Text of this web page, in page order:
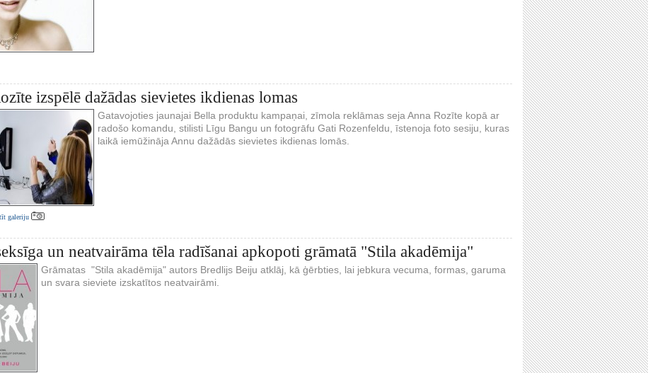
izspēlē dažādas sievietes ikdienas lomas
Gatavojoties jaunajai Bella produktu kampaņai, zīmola reklāmas seja Anna Rozīte kopā ar
radošo komandu, stilisti Līgu Bangu un fotogrāfu Gati Rozenfeldu, īstenoja foto sesiju, kuras
laikā iemūžināja Annu dažādās sievietes ikdienas lomās.
galeriju
un neatvairāma tēla radīšanai apkopoti grāmatā "Stila akadēmija"
Grāmatas "Stila akadēmija" autors Bredlijs Beiju atklāj, kā ģērbties, lai jebkura vecuma, formas, garuma
un svara sieviete izskatītos neatvairāmi.